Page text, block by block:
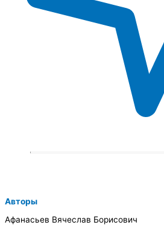
Авторы
Афанасьев Вячеслав Борисович